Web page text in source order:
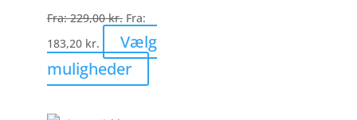
varesiden
Fra:229,00kr. Fra:
183,20 kr.
Vælg
muligheder
vare